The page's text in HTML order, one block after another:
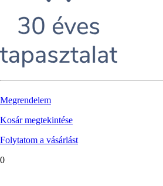
Megrendelem
Kosár megtekintése
Folytatom a vásárlást
0